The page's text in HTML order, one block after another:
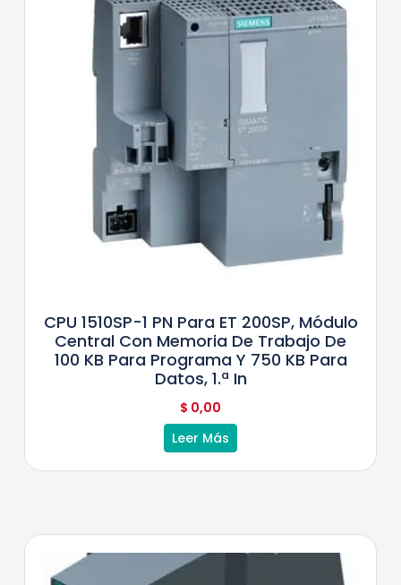
CPU 1510SP-1 PN Para ET 200SP, Módulo
Central Con Memoria De Trabajo De
100 KB Para Programa Y 750 KB Para
Datos, 1.ª In
$ 0,00
Leer Más